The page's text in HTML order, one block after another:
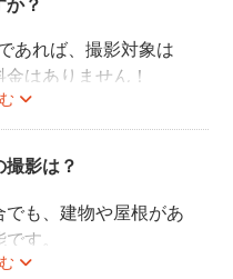
か？
あれば、撮影対象は
はありません！
な思い出を残してく
影は？
も、建物や屋根があ
す。
いと判断される天候